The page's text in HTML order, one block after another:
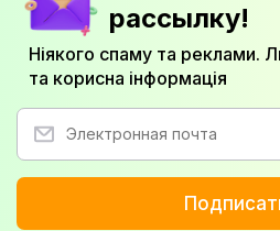
рассылку!
Ніякого спаму та реклами.
та корисна інформація